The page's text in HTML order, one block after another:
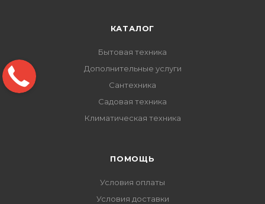
КАТАЛОГ
Бытовая техника
Дополнительные услуги
Сантехника
Садовая техника
Климатическая техника
ПОМОЩЬ
Условия оплаты
Условия доставки